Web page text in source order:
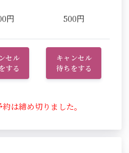
円 500円
セル
する
キャンセル
待ちをする
は締め切りました。